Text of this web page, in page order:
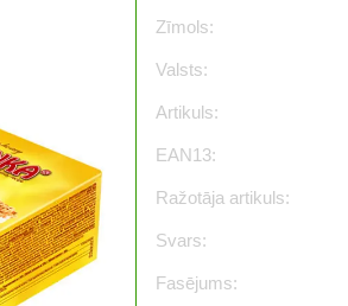
Zīmols:
Valsts:
Artikuls:
EAN13:
Ražotāja artikuls:
Svars:
Fasējums: